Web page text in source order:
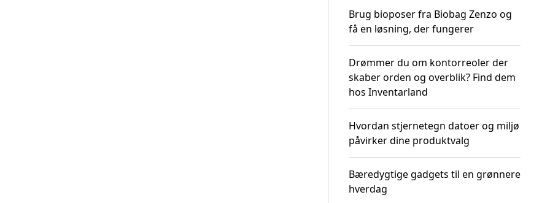
Brug bioposer fra Biobag Zenzo og
få en løsning, der fungerer
Drømmer du om kontorreoler der
skaber orden og overblik? Find dem
hos Inventarland
Hvordan stjernetegn datoer og miljø
påvirker dine produktvalg
Bæredygtige gadgets til en grønnere
hverdag